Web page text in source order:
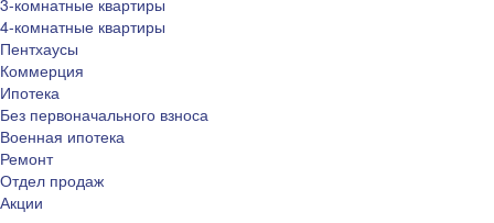
3-комнатные квартиры
4-комнатные квартиры
Пентхаусы
Коммерция
Ипотека
Без первоначального взноса
Военная ипотека
Ремонт
Отдел продаж
Акции